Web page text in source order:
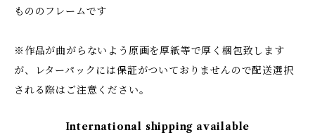
もののフレームです
※作品が曲がらないよう原画を厚紙等で厚く梱包致します
が、レターパックには保証がついておりませんので配送選択
される際はご注意ください。
International shipping available